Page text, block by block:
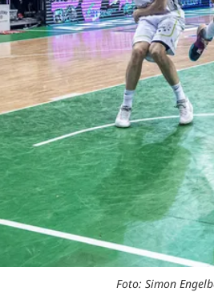
Foto: Simon